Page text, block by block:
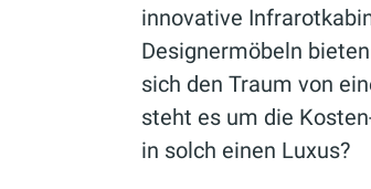
innovative
Designermöbeln
sich den Traum von
steht es um die
in solch einen Luxus?